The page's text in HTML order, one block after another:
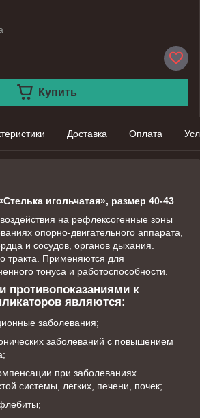
Купить
Доставка Оплата
игольчатая», размер 40-43
на рефлексогенные зоны
опорно-двигательного аппарата,
и сосудов, органов дыхания.
тракта. Применяются для
тонуса и работоспособности.
противопоказаниями к
являются:
заболевания;
заболеваний с повышением
при заболеваниях
системы, легких, печени, почек;